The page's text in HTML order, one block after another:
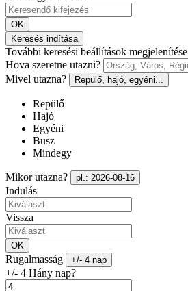
OK
Keresés indítása
További keresési beállítások megjelenítése
Hova szeretne utazni?
Mivel utazna?
Repülő, hajó, egyéni...
Repülő
Hajó
Egyéni
Busz
Mindegy
Mikor utazna? pl.: 2026-08-16
Indulás
Vissza
OK
Rugalmasság +/- 4 nap
+/- 4 Hány nap?